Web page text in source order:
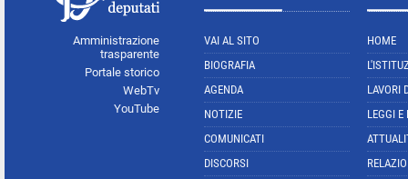
Amministrazione
trasparente
Portale storico
WebTv
YouTube
VAI AL SITO
BIOGRAFIA
AGENDA
NOTIZIE
COMUNICATI
DISCORSI
HOME
LAVORI
LEGGI E